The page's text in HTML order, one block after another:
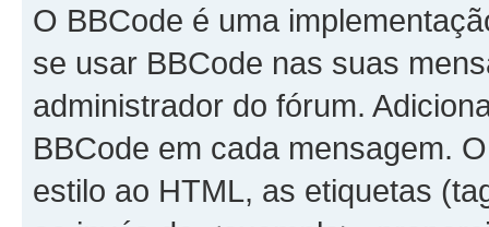
O BBCode é uma
se usar BBCode nas suas
administrador do fórum.
BBCode em cada mensagem.
estilo ao HTML, as etiquetas